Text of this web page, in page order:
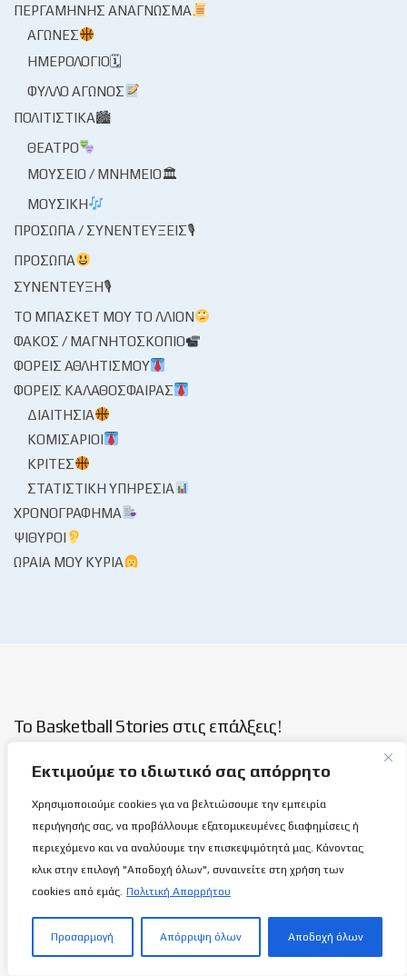
Εκτιμούμε το ιδιωτικό σας απόρρητο
Χρησιμοποιούμε cookies για να βελτιώσουμε την εμπειρία
περιήγησής σας, να προβάλλουμε εξατομικευμένες διαφημίσεις ή
περιεχόμενο και να αναλύουμε την επισκεψιμότητά μας. Κάνοντας
κλικ στην επιλογή "Αποδοχή όλων", συναινείτε στη χρήση των
cookies από εμάς. Πολιτική Απορρήτου
Προσαρμογή Απόρριψη όλων Αποδοχή όλων
ΠΕΡΓΑΜΗΝΉΣ ΑΝΆΓΝΩΣΜΑ
ΑΓΏΝΕΣ
ΗΜΕΡΟΛΌΓΙΟ🗓
ΦΎΛΛΟ ΑΓΏΝΟΣ
ΠΟΛΙΤΙΣΤΙΚΆ🏙
ΘΈΑΤΡΟ
ΜΟΥΣΕΊΟ / ΜΝΗΜΕΊΟ🏛
ΜΟΥΣΙΚΉ
ΠΡΌΣΩΠΑ / ΣΥΝΕΝΤΕΎΞΕΙΣ🎙
ΠΡΌΣΩΠΑ
ΣΥΝΈΝΤΕΥΞΗ🎙
ΤΟ ΜΠΆΣΚΕΤ ΜΟΥ ΤΟ ΛΛΊΟΝ
ΦΑΚΌΣ / ΜΑΓΝΗΤΟΣΚΌΠΙΟ
ΦΟΡΕΊΣ ΑΘΛΗΤΙΣΜΟΎ
ΦΟΡΕΊΣ ΚΑΛΑΘΌΣΦΑΙΡΑΣ
ΔΙΑΙΤΗΣΊΑ
ΚΟΜΙΣΆΡΙΟΙ
ΚΡΙΤΈΣ
ΣΤΑΤΙΣΤΙΚΉ ΥΠΗΡΕΣΊΑ
ΧΡΟΝΟΓΡΆΦΗΜΑ
ΨΊΘΥΡΟΙ
ΩΡΑΊΑ ΜΟΥ ΚΥΡΊΑ
Το Basketball Stories στις επάλξεις!
Μια νέα ιστοσελίδα εμφανίζεται σήμερα μπροστά στις οθόνες
σας, η basketballstoriescy.com.
Κανένα μα κανένα κείμενο σε αυτήν την ιστοσελίδα, δεν
θα είναιανώνυμο!
καλαθόσφαιρα | ιστορία | πνεύμα | πολιτεία